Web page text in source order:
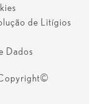
de Litígios
Dados